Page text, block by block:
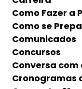
Como Fazer a
Como se
Comunicados
Concursos
Conversa com
Cronogramas